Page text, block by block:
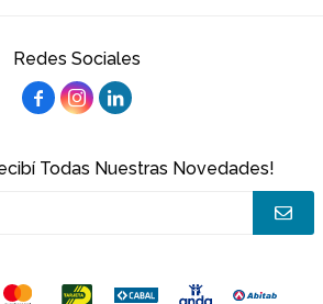
Redes Sociales
  
Todas Nuestras Novedades!